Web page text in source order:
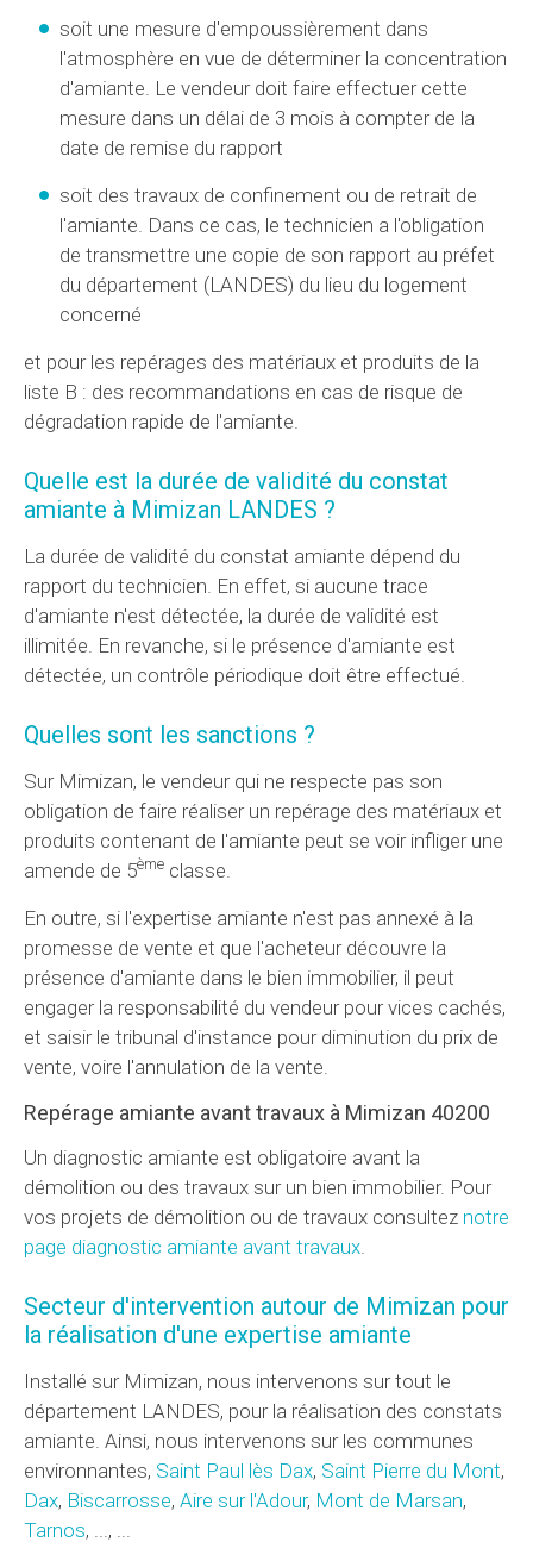
soit une mesure d'empoussièrement dans
l'atmosphère en vue de déterminer la concentration
d'amiante. Le vendeur doit faire effectuer cette
mesure dans un délai de 3 mois à compter de la
date de remise du rapport
soit des travaux de confinement ou de retrait de
l'amiante. Dans ce cas, le technicien a l'obligation
de transmettre une copie de son rapport au préfet
du département (LANDES) du lieu du logement
concerné
et pour les repérages des matériaux et produits de la
liste B : des recommandations en cas de risque de
dégradation rapide de l'amiante.
Quelle est la durée de validité du constat
amiante à Mimizan LANDES ?
La durée de validité du constat amiante dépend du
rapport du technicien. En effet, si aucune trace
d'amiante n'est détectée, la durée de validité est
illimitée. En revanche, si le présence d'amiante est
détectée, un contrôle périodique doit être effectué.
Quelles sont les sanctions ?
Sur Mimizan, le vendeur qui ne respecte pas son
obligation de faire réaliser un repérage des matériaux et
produits contenant de l'amiante peut se voir infliger une
amende de 5ème classe.
En outre, si l'expertise amiante n'est pas annexé à la
promesse de vente et que l'acheteur découvre la
présence d'amiante dans le bien immobilier, il peut
engager la responsabilité du vendeur pour vices cachés,
et saisir le tribunal d'instance pour diminution du prix de
vente, voire l'annulation de la vente.
Repérage amiante avant travaux à Mimizan 40200
Un diagnostic amiante est obligatoire avant la
démolition ou des travaux sur un bien immobilier. Pour
vos projets de démolition ou de travaux consultez notre
page diagnostic amiante avant travaux
Secteur d'intervention autour de Mimizan pour
la réalisation d'une expertise amiante
Installé sur Mimizan, nous intervenons sur tout le
département LANDES, pour la réalisation des constats
amiante. Ainsi, nous intervenons sur les communes
environnantes, Saint Paul lès Dax, Saint Pierre du Mont,
Dax, Biscarrosse, Aire sur l'Adour, Mont de Marsan,
Tarnos, ..., ...